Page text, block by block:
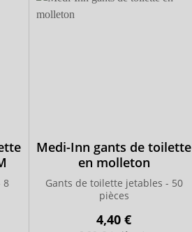
8
Medi-Inn gants de toilette
en molleton
Gants de toilette jetables - 50
pièces
4,40 €